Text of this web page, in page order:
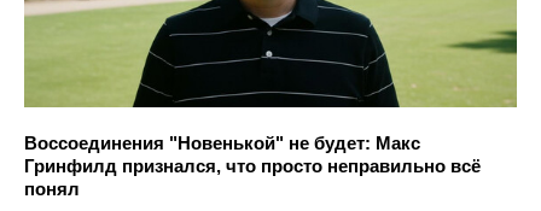
Воссоединения "Новенькой" не будет: Макс
Гринфилд признался, что просто неправильно всё
понял